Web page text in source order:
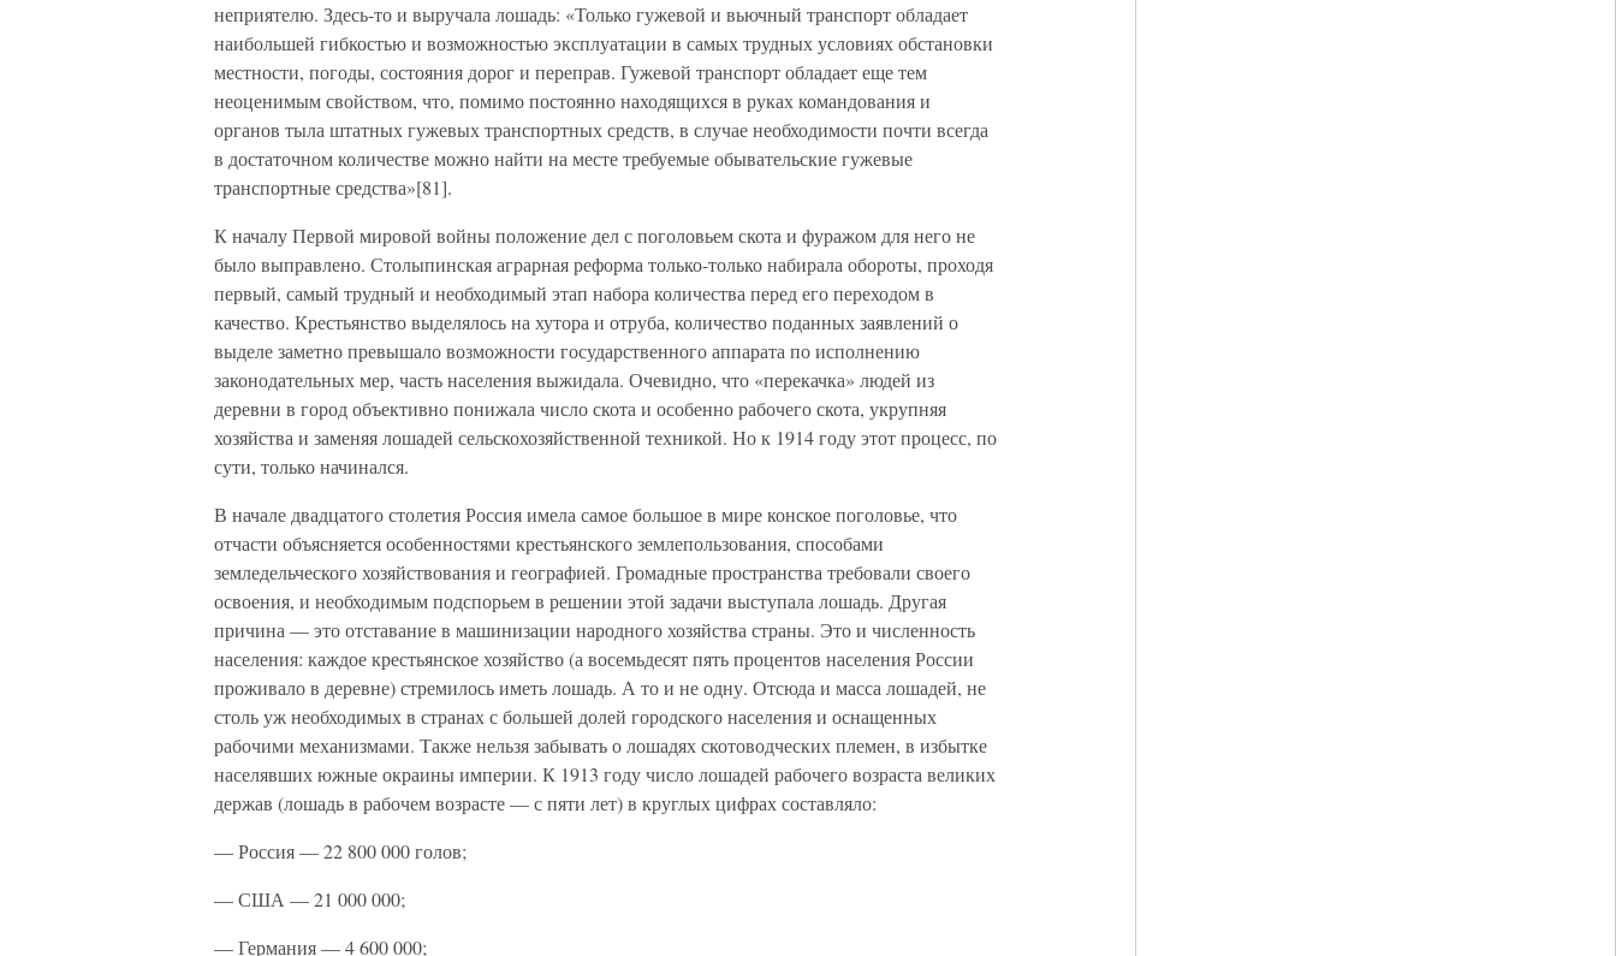
неприятелю. Здесь-то и выручала лошадь: «Только гужевой и вьючный транспорт обладает
наибольшей гибкостью и возможностью эксплуатации в самых трудных условиях обстановки
местности, погоды, состояния дорог и переправ. Гужевой транспорт обладает еще тем
неоценимым свойством, что, помимо постоянно находящихся в руках командования и
органов тыла штатных гужевых транспортных средств, в случае необходимости почти всегда
в достаточном количестве можно найти на месте требуемые обывательские гужевые
транспортные средства»[81].
К началу Первой мировой войны положение дел с поголовьем скота и фуражом для него не
было выправлено. Столыпинская аграрная реформа только-только набирала обороты, проходя
первый, самый трудный и необходимый этап набора количества перед его переходом в
качество. Крестьянство выделялось на хутора и отруба, количество поданных заявлений о
выделе заметно превышало возможности государственного аппарата по исполнению
законодательных мер, часть населения выжидала. Очевидно, что «перекачка» людей из
деревни в город объективно понижала число скота и особенно рабочего скота, укрупняя
хозяйства и заменяя лошадей сельскохозяйственной техникой. Но к 1914 году этот процесс, по
сути, только начинался.
В начале двадцатого столетия Россия имела самое большое в мире конское поголовье, что
отчасти объясняется особенностями крестьянского землепользования, способами
земледельческого хозяйствования и географией. Громадные пространства требовали своего
освоения, и необходимым подспорьем в решении этой задачи выступала лошадь. Другая
причина — это отставание в машинизации народного хозяйства страны. Это и численность
населения: каждое крестьянское хозяйство (а восемьдесят пять процентов населения России
проживало в деревне) стремилось иметь лошадь. А то и не одну. Отсюда и масса лошадей, не
столь уж необходимых в странах с большей долей городского населения и оснащенных
рабочими механизмами. Также нельзя забывать о лошадях скотоводческих племен, в избытке
населявших южные окраины империи. К 1913 году число лошадей рабочего возраста великих
держав (лошадь в рабочем возрасте — с пяти лет) в круглых цифрах составляло:
— Россия — 22 800 000 голов;
— США — 21 000 000;
— Германия — 4 600 000;